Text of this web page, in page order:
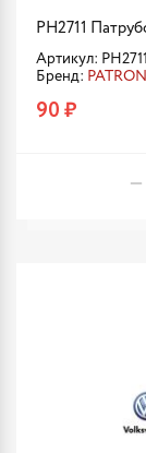
PH2711
Артикул: PH2711
Бренд: PATRON
90 ₽